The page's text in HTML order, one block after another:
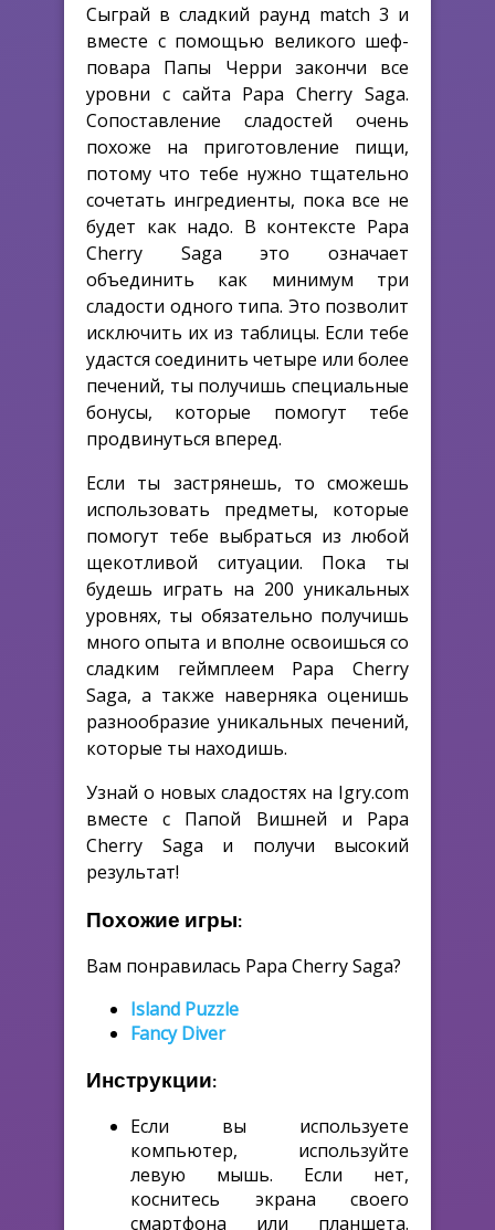
Сыграй в сладкий раунд match 3 и
вместе с помощью великого шеф-
повара Папы Черри закончи все
уровни с сайта Papa Cherry Saga.
Сопоставление сладостей очень
похоже на приготовление пищи,
потому что тебе нужно тщательно
сочетать ингредиенты, пока все не
будет как надо. В контексте Papa
Cherry Saga это означает
объединить как минимум три
сладости одного типа. Это позволит
исключить их из таблицы. Если тебе
удастся соединить четыре или более
печений, ты получишь специальные
бонусы, которые помогут тебе
продвинуться вперед.
Если ты застрянешь, то сможешь
использовать предметы, которые
помогут тебе выбраться из любой
щекотливой ситуации. Пока ты
будешь играть на 200 уникальных
уровнях, ты обязательно получишь
много опыта и вполне освоишься со
сладким геймплеем Papa Cherry
Saga, а также наверняка оценишь
разнообразие уникальных печений,
которые ты находишь.
Узнай о новых сладостях на Igry.com
вместе с Папой Вишней и Papa
Cherry Saga и получи высокий
результат!
Похожие игры:
Вам понравилась Papa Cherry Saga?
Island Puzzle
Fancy Diver
Инструкции:
Если вы используете
компьютер, используйте
левую мышь. Если нет,
коснитесь экрана своего
смартфона или планшета.